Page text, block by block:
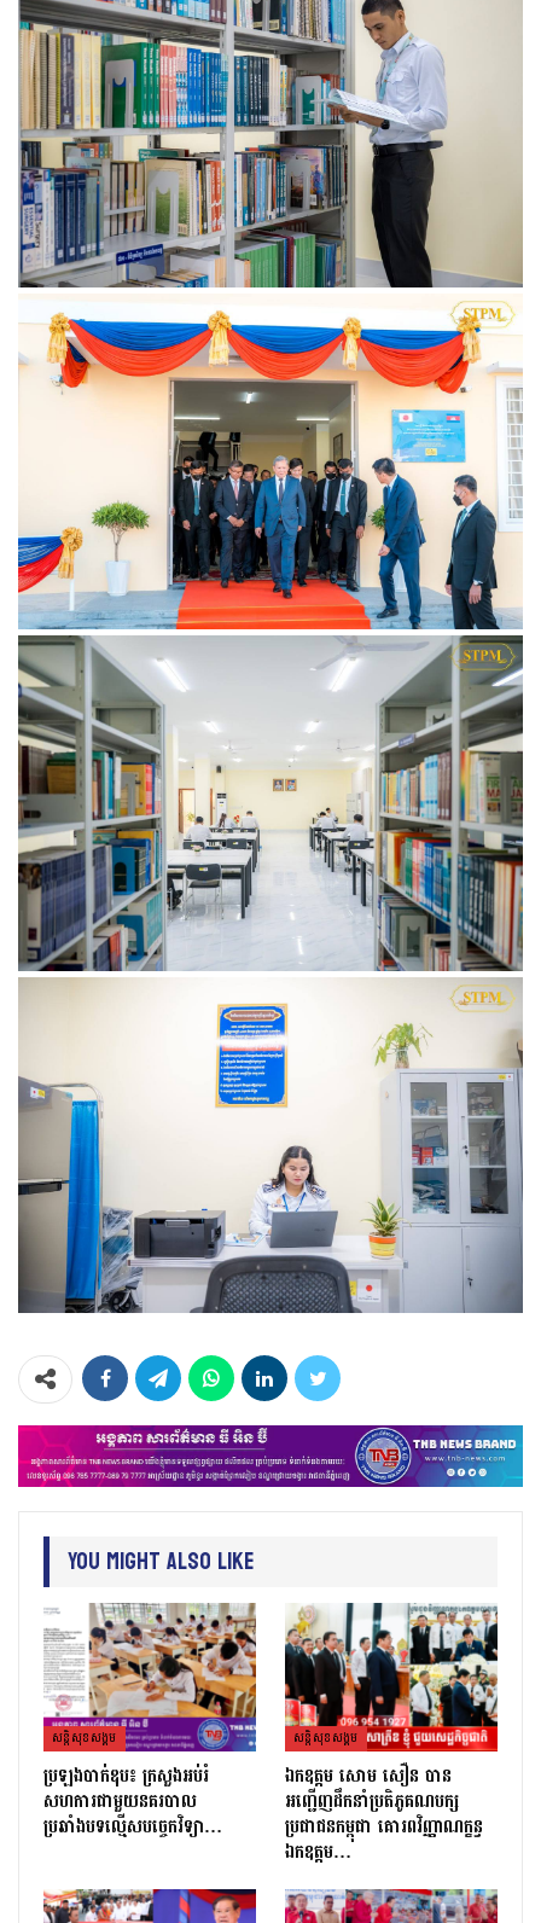
You Might Also Like
សន្តិសុខសង្គម
ប្រឡងបាក់ឌុប៖ ក្រសួងអប់រំ
សហការជាមួយនគរបាល
ប្រឆាំងបទល្មើសបច្ចេកវិទ្យា…
សន្តិសុខសង្គម
ឯកឧត្តម សោម សឿន បាន
អញ្ជើញដឹកនាំប្រតិភូគណបក្ស
ប្រជាជនកម្ពុជា គោរពវិញ្ញាណក្ខន្ធ
ឯកឧត្តម…